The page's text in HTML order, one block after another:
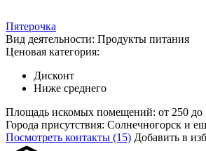
Пятерочка
Вид деятельности: Продукты питания
Ценовая категория:
Дисконт
Ниже среднего
Площадь искомых помещений: от 250 до
Города присутствия: Солнечногорск и
Посмотреть контакты (15) Добавить в